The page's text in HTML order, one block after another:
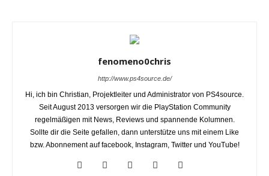
fenomeno0chris
http://www.ps4source.de/
Hi, ich bin Christian, Projektleiter und Administrator von PS4source.
Seit August 2013 versorgen wir die PlayStation Community
regelmäßigen mit News, Reviews und spannende Kolumnen.
Sollte dir die Seite gefallen, dann unterstütze uns mit einem Like
bzw. Abonnement auf facebook, Instagram, Twitter und YouTube!